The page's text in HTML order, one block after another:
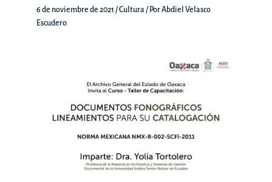
6 de noviembre de 2021 /Cultura / PorAbdiel Velasco
Escudero